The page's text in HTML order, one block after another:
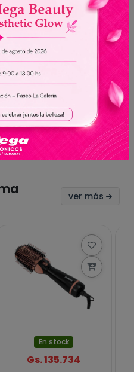
tu experiencia con
ver más
En stock
Gs. 135.734